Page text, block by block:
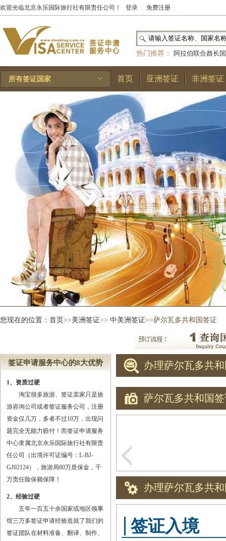
欢迎光临北京永乐国际旅行社有限责任公司！ 登录 免费注册
热门推荐：
阿拉伯联合酋长国
和国|布基纳法索|巴勒斯坦
林王国|安道尔公国|
所有签证国家 首页 亚洲签证 非洲签证
您现在的位置： 首页>>美洲签证>> 中美洲签证>>萨尔瓦多共和国签证
签证申请服务中心的8大优势
1、资质过硬
淘宝很多旅游、签证卖家只是旅
游咨询公司或者签证服务公司，注册
资金仅几万，多者不过10万，出现问
题完全无能力赔付！而签证申请服务
中心隶属北京永乐国际旅行社有限责
任公司（出境许可证编号：L-BJ-
GJ02124），旅游局80万质保金，千
万责任险保额保障！
2、经验过硬
五年一百五十余国家或地区领事
馆三万多签证申请经验造就了我们的
签证团队在材料准备、翻译、制作、
办理萨尔瓦多共
萨尔瓦多共和国
办理萨尔瓦多共
签证入境